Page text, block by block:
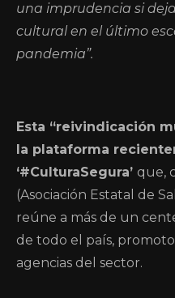
una imprudencia si
cultural en el último
pandemia”.
Esta “reivindicación
la plataforma
‘#CulturaSegura’ que,
(Asociación Estatal de
reúne a más de un
de todo el país,
agencias del sector.